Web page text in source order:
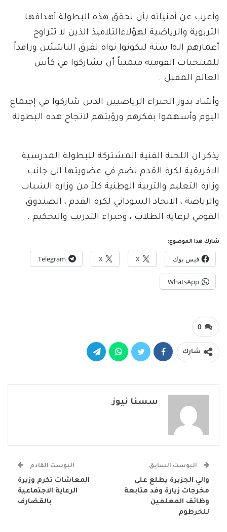
وأعرب عن أمنياته بأن تحقق هذه البطولة أهدافها
التربوية والرياضية لهؤلاءالتلاميذ الذين لا تتراوح
أعمارهم الـ١٥ سنة ليكونوا نواة لفرق الناشئين ورافداً
للمنتخبات القومية متمنياً أن يشاركوا في كأس
العالم المقبل .
وأشاد بدور الخبراء الرياضيين الذين شاركوا في إجتماع
اليوم وأسهموا بفكرهم ورؤيتهم لانجاح هذه البطولة
.
يذكر ان اللجنة الفنية المشتركة للبطولة المدرسية
الافريقية لكرة القدم تضم في عضويتها الى جانب
وزارة التعليم والتربية الوطنية كلاً من وزارة الشباب
والرياضة ، الاتحاد السوداني لكرة القدم ، الصندوق
القومي لرعاية الطلاب ، وخبراء التدريب والتحكيم .
شارك هذا الموضوع:
فيس بوك X
X
Telegram
WhatsApp
0
شارك
سسنا نيوز
البوست السابق
والي الجزيرة يطلع على
مخرجات زيارة وفد متابعة
وظائف المعلمين
للخرطوم
البوست القادم
المعاشات تكرم وزيرة
الرعاية الاجتماعية
بالقضارف